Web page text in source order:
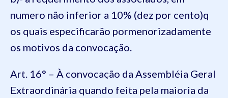
numero não inferior a 10% (dez por cento)q
os quais especificarão pormenorizadamente
os motivos da convocação.
Art. 16° – À convocação da Assembléia Geral
Extraordinária quando feita pela maioria da